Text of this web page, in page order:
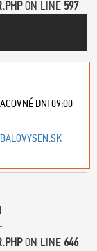
ON LINE 597
DNI 09:00-
ON LINE 646